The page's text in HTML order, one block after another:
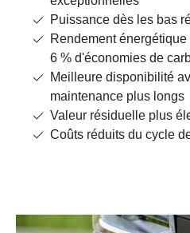
Puissance dès les bas
Rendement
6 % d'économies de
Meilleure disponibilité
maintenance plus longs
Valeur résiduelle plus
Coûts réduits du cycle